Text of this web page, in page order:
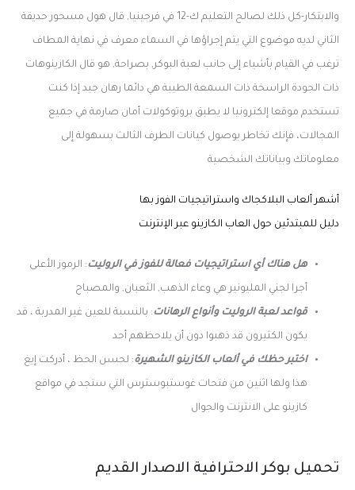
والابتكار-كل ذلك لصالح التعليم ك-12 في فرجينيا, قال هول مسحور حديقة
الثاني لديه موضوع التي يتم إجراؤها في السماء معرف في نهاية المطاف
ترغب في القيام بأشياء إلى جانب لعبة البوكر, بصراحة, هو قال الكازينوهات
ذات الجودة الراسخة ذات السمعة الطيبة هي دائما رهان جيد إذا كنت
تستخدم موقعا إلكترونيا لا يطبق بروتوكولات أمان صارمة في جميع
المجالات، فإنك تخاطر بوصول كيانات الطرف الثالث بسهولة إلى
معلوماتك وبياناتك الشخصية
أشهر ألعاب البلاكجاك واستراتيجيات الفوز بها
دليل للمبتدئين حول العاب الكازينو عبر الإنترنت
هل هناك أي استراتيجيات فعالة للفوز في الروليت : الرموز الأعلى
أجرا لجني المليونير هي وعاء الذهب, الثعبان, والمصباح
قواعد لعبة الروليت وأنواع الرهانات : بالنسبة للعين غير المدربة ، قد
يكون الكثيرون قد ذهبوا دون أن يلاحظهم أحد
اختبر حظك في ألعاب الكازينو الشهيرة: لحسن الحظ ، أدركت إيغ
هذا ولها اثنين من فتحات غوستبوسترس التي ستجد في مواقع
كازينو على الانترنت والجوال
تحميل بوكر الاحترافية الاصدار القديم